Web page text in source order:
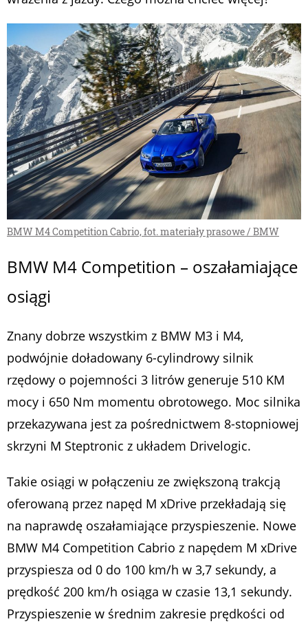
BMW M4 Competition Cabrio, fot. materiały prasowe / BMW
BMW M4 Competition – oszałamiające
osiągi
Znany dobrze wszystkim z BMW M3 i M4,
podwójnie doładowany 6-cylindrowy silnik
rzędowy o pojemności 3 litrów generuje 510 KM
mocy i 650 Nm momentu obrotowego. Moc silnika
przekazywana jest za pośrednictwem 8-stopniowej
skrzyni M Steptronic z układem Drivelogic.
Takie osiągi w połączeniu ze zwiększoną trakcją
oferowaną przez napęd M xDrive przekładają się
na naprawdę oszałamiające przyspieszenie. Nowe
BMW M4 Competition Cabrio z napędem M xDrive
przyspiesza od 0 do 100 km/h w 3,7 sekundy, a
prędkość 200 km/h osiąga w czasie 13,1 sekundy.
Przyspieszenie w średnim zakresie prędkości od